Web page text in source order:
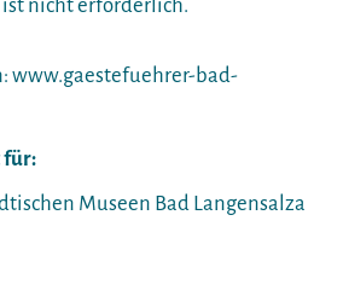
nicht erforderlich.
www.gaestefuehrer-bad-
für:
Museen Bad Langensalza